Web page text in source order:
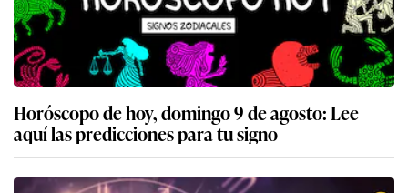
Horóscopo de hoy, domingo 9 de agosto: Lee
aquí las predicciones para tu signo